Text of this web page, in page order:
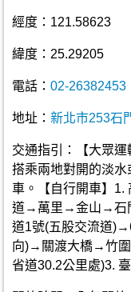
經度：121.58623
緯度：25.29205
電話： 02-26382453
地址： 新北市253石
交通指引：【大眾
搭乘兩地對開的淡
車。【自行開車】
道→萬里→金山→石
道1號(五股交流道
向)→關渡大橋→竹
省道30.2公里處)3.